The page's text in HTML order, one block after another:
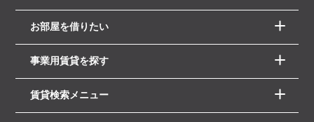
お部屋を借りたい
事業用賃貸を探す
賃貸検索メニュー